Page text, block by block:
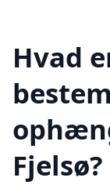
Hvad
Fjelsø?